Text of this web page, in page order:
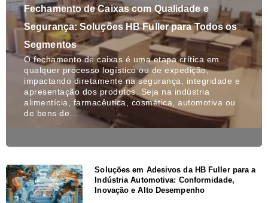
Fechamento de Caixas com Qualidade e
Segurança: Soluções HB Fuller para Todos os
Segmentos
O fechamento de caixas é uma etapa crítica em
qualquer processo logístico ou de expedição,
impactando diretamente na segurança, integridade e
apresentação dos produtos. Seja na indústria
alimentícia, farmacêutica, cosmética, automotiva ou
de bens de…
Soluções em Adesivos da HB Fuller para a
Indústria Automotiva: Conformidade,
Inovação e Alto Desempenho